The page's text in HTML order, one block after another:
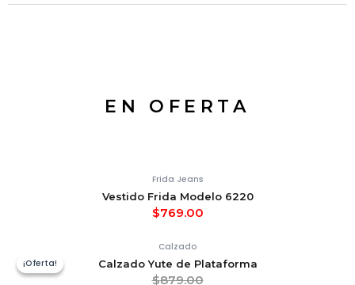
EN OFERTA
Frida Jeans
Vestido Frida Modelo 6220
$769.00
¡Oferta!
¡Oferta!
Calzado
Calzado Yute de Plataforma
$879.00